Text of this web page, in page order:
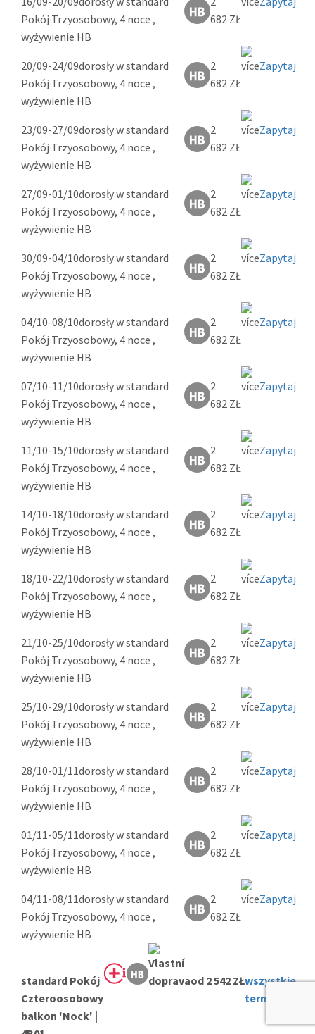
Pokój Trzyosobowy, 4 noce ,
wyżywienie HB
682 ZŁ
20/09-24/09dorosły w standard
Pokój Trzyosobowy, 4 noce ,
wyżywienie HB
2
682 ZŁ
Zapytaj
23/09-27/09dorosły w standard
Pokój Trzyosobowy, 4 noce ,
wyżywienie HB
2
682 ZŁ
Zapytaj
27/09-01/10dorosły w standard
Pokój Trzyosobowy, 4 noce ,
wyżywienie HB
2
682 ZŁ
Zapytaj
30/09-04/10dorosły w standard
Pokój Trzyosobowy, 4 noce ,
wyżywienie HB
2
682 ZŁ
Zapytaj
04/10-08/10dorosły w standard
Pokój Trzyosobowy, 4 noce ,
wyżywienie HB
2
682 ZŁ
Zapytaj
07/10-11/10dorosły w standard
Pokój Trzyosobowy, 4 noce ,
wyżywienie HB
2
682 ZŁ
Zapytaj
11/10-15/10dorosły w standard
Pokój Trzyosobowy, 4 noce ,
wyżywienie HB
2
682 ZŁ
Zapytaj
14/10-18/10dorosły w standard
Pokój Trzyosobowy, 4 noce ,
wyżywienie HB
2
682 ZŁ
Zapytaj
18/10-22/10dorosły w standard
Pokój Trzyosobowy, 4 noce ,
wyżywienie HB
2
682 ZŁ
Zapytaj
21/10-25/10dorosły w standard
Pokój Trzyosobowy, 4 noce ,
wyżywienie HB
2
682 ZŁ
Zapytaj
25/10-29/10dorosły w standard
Pokój Trzyosobowy, 4 noce ,
wyżywienie HB
2
682 ZŁ
Zapytaj
28/10-01/11dorosły w standard
Pokój Trzyosobowy, 4 noce ,
wyżywienie HB
2
682 ZŁ
Zapytaj
01/11-05/11dorosły w standard
Pokój Trzyosobowy, 4 noce ,
wyżywienie HB
2
682 ZŁ
Zapytaj
04/11-08/11dorosły w standard
Pokój Trzyosobowy, 4 noce ,
wyżywienie HB
2
682 ZŁ
Zapytaj
standard Pokój
Czteroosobowy
balkon 'Nock' |
od 2 542 ZŁwszystkie
terminy